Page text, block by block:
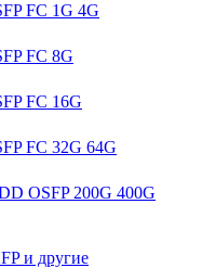
FC 1G 4G
FC 8G
FC 16G
FC 32G 64G
OSFP 200G 400G
и другие